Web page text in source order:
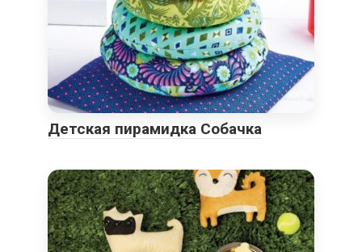
Детская пирамидка Собачка